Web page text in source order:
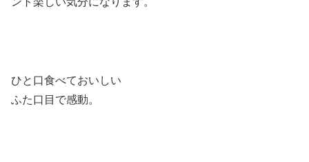
ひと口食べておいしい
ふた口目で感動。